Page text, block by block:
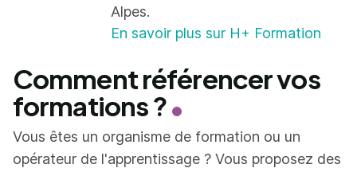
Alpes.
En savoir plus sur H+ Formation
Comment référencer vos
formations ?
Vous êtes un organisme de formation ou un
opérateur de l'apprentissage ? Vous proposez des